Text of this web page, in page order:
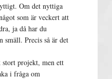
Om det nyttiga
som är veckert att
ja då har du
Precis så är det
stort projekt, men ett
i fråga om